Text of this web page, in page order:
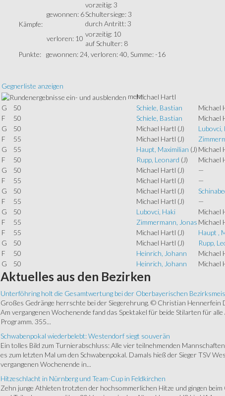
Kämpfe:
gewonnen: 6
vorzeitig: 3
Schultersiege: 3
durch Antritt: 3
verloren: 10
vorzeitig: 10
auf Schulter: 8
Punkte:
gewonnen: 24, verloren: 40, Summe: -16
Gegnerliste anzeigen
mehrMichael Hartl
G
50 Schiele, Bastian Michael
F
50 Schiele, Bastian Michael
G
50 Michael Hartl (J) Lubovci,
F
55 Michael Hartl (J)
G
55 Haupt, Maximilian (J) Michael
F
50 Rupp, Leonard (J) Michael
G
50 Michael Hartl (J) —
F
55 Michael Hartl (J) —
G
50 Michael Hartl (J)
F
55 Michael Hartl (J) —
G
50 Lubovci, Haki Michael
F
55 Zimmermann, Jonas Michael
F
55 Michael Hartl (J) Haupt ,
G
50 Michael Hartl (J) Rupp,
F
50 Heinrich, Johann Michael
G
50 Heinrich, Johann Michael
Aktuelles aus den Bezirken
Unterföhring holt die Gesamtwertung bei der Oberbayerischen
Großes Gedränge herrschte bei der Siegerehrung. © Christian
Am vergangenen Wochenende fand das Spektakel für beide Stilarten für
Programm. 355...
Schwabenpokal wiederbelebt: Westendorf siegt souverän
Ein tolles Bild zum Turnierabschluss: Alle vier teilnehmenden
es zum letzten Mal um den Schwabenpokal. Damals hieß der Sieger TSV
vergangenen Wochenende in...
Hitzeschlacht in Nürnberg und Team-Cup in Feldkirchen
Zehn junge Athleten trotzten der hochsommerlichen Hitze und gingen